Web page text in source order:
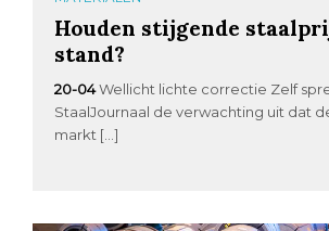
Houden stijgende
stand?
20-04Wellicht lichte correctie Zelf
StaalJournaal de verwachting uit dat
markt […]